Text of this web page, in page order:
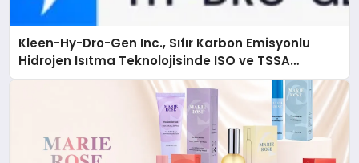
Kleen-Hy-Dro-Gen Inc., Sıfır Karbon Emisyonlu
Hidrojen Isıtma Teknolojisinde ISO ve TSSA
Düzenleyici Onaylarını Aldı